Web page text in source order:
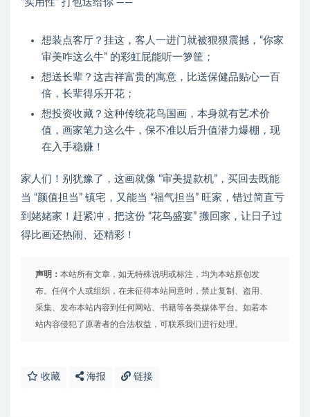
“实用性” 打包送给你 ——
想装点客厅？挂这，客人一进门就被狠狠震撼，“你家
审美咋这么牛” 的彩虹屁能听一箩筐；
想送长辈？这吉祥富贵的寓意，比送保健品贴心一百
倍，长辈得乐开花；
想投资收藏？这种传统花鸟国画，本身就有艺术价
值，画家笔力这么牛，保不准以后升值潜力爆棚，现
在入手稳赚！
家人们！别犹豫了，这画就像 “审美提款机”，买回去既能
当 “颜值担当” 镇宅，又能当 “福气担当” 旺家，错过简直亏
到姥姥家！赶紧冲，把这份 “花鸟盛宴” 搬回家，让日子过
得比画还热闹、还精彩！
声明： 本站所有文章，如无特殊说明或标注，均为本站原创发
布。任何个人或组织，在未征得本站同意时，禁止复制、盗用、
采集、发布本站内容到任何网站、书籍等各类媒体平台。如若本
站内容侵犯了原著者的合法权益，可联系我们进行处理。
收藏 海报 链接